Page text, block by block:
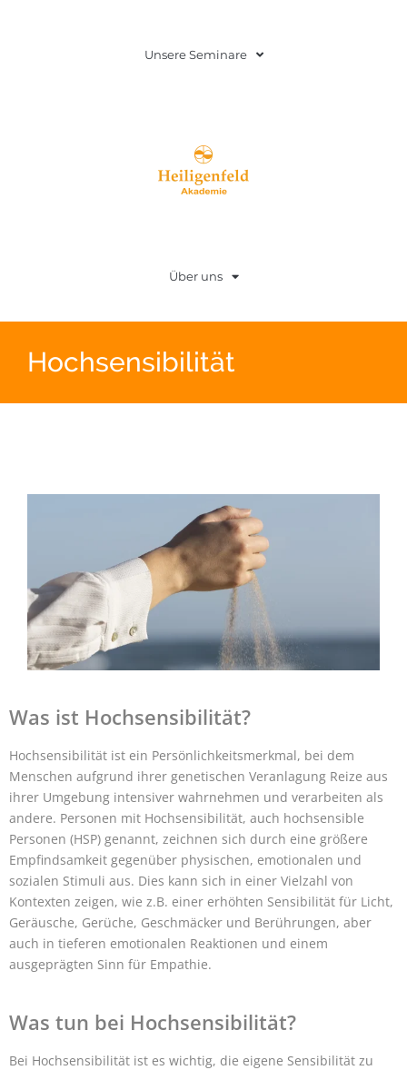
Unsere Seminare
Über uns
Hochsensibilität
Was ist Hochsensibilität?
Hochsensibilität ist ein Persönlichkeitsmerkmal, bei dem
Menschen aufgrund ihrer genetischen Veranlagung Reize aus
ihrer Umgebung intensiver wahrnehmen und verarbeiten als
andere. Personen mit Hochsensibilität, auch hochsensible
Personen (HSP) genannt, zeichnen sich durch eine größere
Empfindsamkeit gegenüber physischen, emotionalen und
sozialen Stimuli aus. Dies kann sich in einer Vielzahl von
Kontexten zeigen, wie z.B. einer erhöhten Sensibilität für Licht,
Geräusche, Gerüche, Geschmäcker und Berührungen, aber
auch in tieferen emotionalen Reaktionen und einem
ausgeprägten Sinn für Empathie.
Was tun bei Hochsensibilität?
Bei Hochsensibilität ist es wichtig, die eigene Sensibilität zu